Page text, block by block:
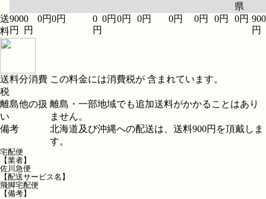
県
送
料
900
円
0
円
0円0円
0
円
0円 0円 0円 0円 0円 0円 0円 900
円
送料分消費
税
この料金には消費税が 含まれています。
離島他の扱
い
離島・一部地域でも追加送料がかかることはあり
ません。
備考
北海道及び沖縄への配送は、送料900円を頂戴しま
す。
宅配便
【業者】
佐川急便
【配送サービス名】
飛脚宅配便
【備考】